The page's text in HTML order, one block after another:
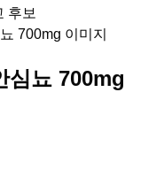
후보
심뇨 700mg